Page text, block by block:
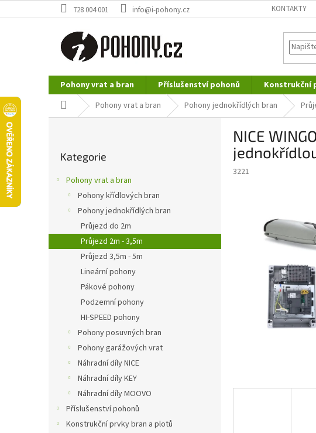
na
728 004 001 info@i-pohony.cz KONTAKTY
Pohony vrat a bran Příslušenství pohonů Konstrukční
Nerezové polotovary
Hutní materiál
Domů Pohony vrat a bran Pohony jednokřídlých bran
a
kategorie
Kategorie
Pohony vrat a bran
Pohony křídlových bran
Pohony jednokřídlých bran
Průjezd do 2m
Průjezd 2m - 3,5m
Průjezd 3,5m - 5m
Lineární pohony
Pákové pohony
Podzemní pohony
HI-SPEED pohony
Pohony posuvných bran
Pohony garážových vrat
Náhradní díly NICE
Náhradní díly KEY
Náhradní díly MOOVO
Příslušenství pohonů
Konstrukční prvky bran a plotů
NICE
3221